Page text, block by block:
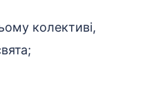
колективі,